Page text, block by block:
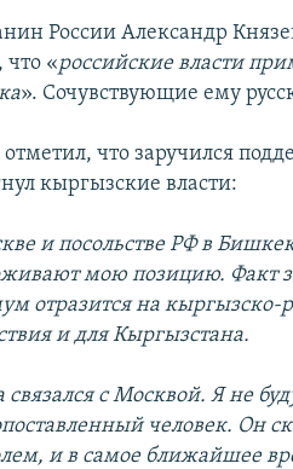
России Александр
что «российские власти
». Сочувствующие ему
отметил, что заручился
кыргызские власти:
и посольстве РФ в
мою позицию. Факт
отразится на кыргызско-
и для Кыргызстана.
связался с Москвой. Я не
человек. Он
и в самое ближайшее